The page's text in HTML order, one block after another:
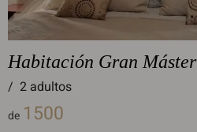
Habitación Gran Máster
/ 2 adultos
de 1500